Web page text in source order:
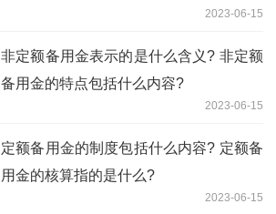
2023-06-15
非定额备用金表示的是什么含义? 非定额
备用金的特点包括什么内容?
2023-06-15
定额备用金的制度包括什么内容? 定额备
用金的核算指的是什么?
2023-06-15